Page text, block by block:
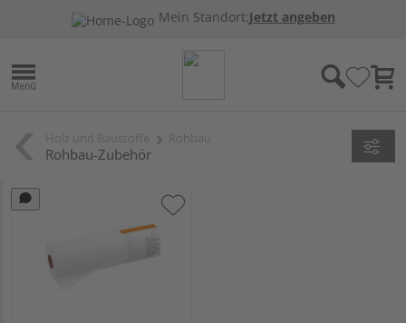
Mein Standort:Jetzt angeben
Rohbau-Zubehör